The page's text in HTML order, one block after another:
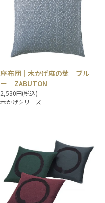
座布団｜木かげ麻の葉 ブル
ー｜ZABUTON
2,530円(税込)
木かげシリーズ